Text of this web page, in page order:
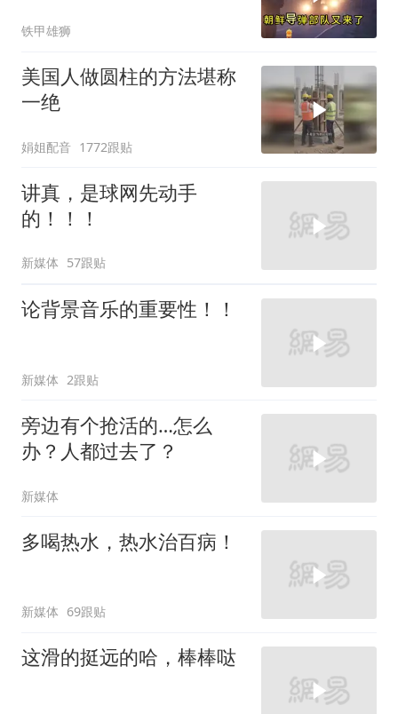
铁甲雄狮
美国人做圆柱的方法堪称
一绝
娟姐配音 1772跟贴
讲真，是球网先动手
的！！！
新媒体 57跟贴
论背景音乐的重要性！！
新媒体 2跟贴
旁边有个抢活的…怎么
办？人都过去了？
新媒体
多喝热水，热水治百病！
新媒体 69跟贴
这滑的挺远的哈，棒棒哒